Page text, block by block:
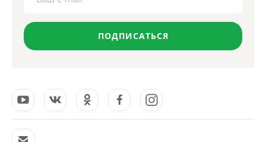
ПОДПИСАТЬСЯ